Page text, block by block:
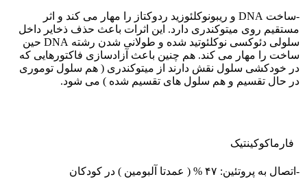
-ساخت DNA و ریبونوکلئوزید ردوکتاز را مهار می کند و اثر
مستقیم روی میتوکندری دارد. این اثرات باعث حذف ذخایر داخل
سلولی دئوکسی نوکلئوتید شده و طولانی شدن رشته DNA حین
ساخت را مهار می کند. هم چنین باعث آزادسازی فاکتورهایی که
در خودکشی سلول نقش دارند از میتوکندری ( هم سلول توموری
در حال تقسیم و هم سلول های تقسیم شده ) می شود.
فارماکوکينتيک
-اتصال به پروتئین: ۴۷ % ( عمدتا آلبومین ) در کودکان